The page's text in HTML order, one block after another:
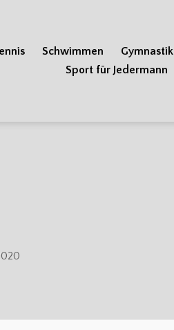
Schwimmen Gymnastik
Sport für Jedermann